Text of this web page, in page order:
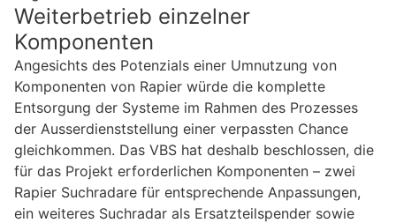
Weiterbetrieb einzelner
Komponenten
Angesichts des Potenzials einer Umnutzung von
Komponenten von Rapier würde die komplette
Entsorgung der Systeme im Rahmen des Prozesses
der Ausserdienststellung einer verpassten Chance
gleichkommen. Das VBS hat deshalb beschlossen, die
für das Projekt erforderlichen Komponenten – zwei
Rapier Suchradare für entsprechende Anpassungen,
ein weiteres Suchradar als Ersatzteilspender sowie